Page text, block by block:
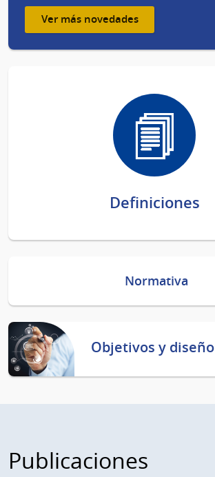
Ver más novedades
Definiciones
Normativa
Objetivos y diseño
Publicaciones